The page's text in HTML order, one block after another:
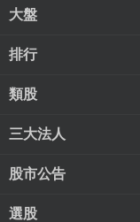
大盤
排行
類股
三大法人
股市公告
選股